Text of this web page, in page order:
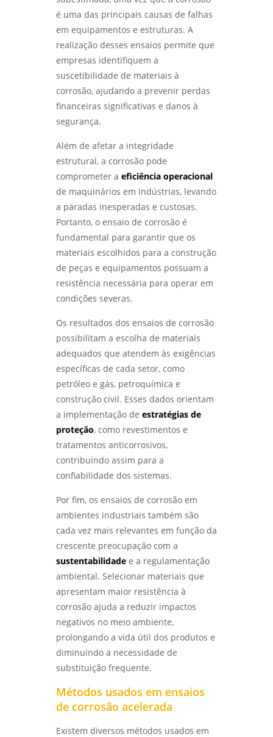
IDENTIFIQUE PROBLEMAS ANTES QUE
ACONTEÇAM - LABMETAL
DESVENDANDO OS SEGREDOS DOS ENSAIOS
MECÂNICOS DE MATERIAIS METÁLICOS -
LABMETAL
DESVENDANDO MISTÉRIOS: COMO A ANÁLISE
DE FALHAS EM EQUIPAMENTOS TRANSFORMA
RESULTADOS - LABMETAL
DESVENDANDO O ENSAIO DE CORROSÃO:
PROTEJA SEUS MATERIAIS COM
CONHECIMENTO - LABMETAL
DESCUBRA COMO UM LABORATÓRIO DE
ENSAIOS MECÂNICOS REVOLUCIONA A
INDÚSTRIA - LABMETAL
DESVENDANDO OS SEGREDOS DOS ENSAIOS
MECÂNICOS PARA MATERIAIS INOVADORES -
LABMETAL
ENSAIOS NÃO DESTRUTIVOS - LABMETAL
COMO O ENSAIO DE CORROSÃO ACELERADA
GARANTE MATERIAIS DURÁVEIS - LABMETAL
COMO ESCOLHER UM LABORATÓRIO DE
ENSAIOS MECÂNICOS EM SP PARA GARANTIR A
QUALIDADE DOS SEUS MATERIAIS - LABMETAL
ANÁLISE METALOGRÁFICA PARA ENTENDER
ESTRUTURAS DOS MATERIAIS E MELHORAR
PROCESSOS - LABMETAL
QUALIFICAÇÃO DE SOLDADOR E SUAS
EQUIPAMENTOS PARA OTIMIZAÇÃO DE
PRODUÇÃO - LABMETAL
QUALIFICAÇÃO DE SOLDADORES: COMO
GARANTIR A EXCELÊNCIA NA SOLDAGEM -
LABMETAL
LABORATÓRIO DE ENSAIOS: DESCUBRA OS
SEGREDOS POR TRÁS DA QUALIDADE E
INOVAÇÃO - LABMETAL
DESVENDANDO OS SEGREDOS DOS ENSAIOS
MECÂNICOS E METALÚRGICOS PARA
INOVAÇÃO - LABMETAL
ensaio de corrosão por pite
ensaio de corrosão por pite em sp
ensaio de corrosão por pite em são
paulo
qualificação de eps
qualificação de eps em são josé dos
qualificação de eps em são paulo
qualificacao de solda
é uma das principais causas de falhas
em equipamentos e estruturas. A
realização desses ensaios permite que
empresas identifiquem a
suscetibilidade de materiais à
corrosão, ajudando a prevenir perdas
financeiras significativas e danos à
segurança.
Além de afetar a integridade
estrutural, a corrosão pode
comprometer a eficiência operacional
de maquinários em indústrias, levando
a paradas inesperadas e custosas.
Portanto, o ensaio de corrosão é
fundamental para garantir que os
materiais escolhidos para a construção
de peças e equipamentos possuam a
resistência necessária para operar em
condições severas.
Os resultados dos ensaios de corrosão
possibilitam a escolha de materiais
adequados que atendem às exigências
específicas de cada setor, como
petróleo e gás, petroquímica e
construção civil. Esses dados orientam
a implementação de estratégias de
proteção, como revestimentos e
tratamentos anticorrosivos,
contribuindo assim para a
confiabilidade dos sistemas.
Por fim, os ensaios de corrosão em
ambientes industriais também são
cada vez mais relevantes em função da
crescente preocupação com a
sustentabilidadee a regulamentação
ambiental. Selecionar materiais que
apresentam maior resistência à
corrosão ajuda a reduzir impactos
negativos no meio ambiente,
prolongando a vida útil dos produtos e
diminuindo a necessidade de
substituição frequente.
Métodos usados em ensaios
de corrosão acelerada
Existem diversos métodos usados em